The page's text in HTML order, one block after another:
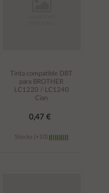
Tinta compatible DBT
para BROTHER
LC1220 / LC1240
Cian
0,47 €
Stocks (+10)